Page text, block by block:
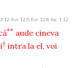
Evr 12:5 Evr 12:6 Iac 1:12
** aude cineva
† intra la el, voi